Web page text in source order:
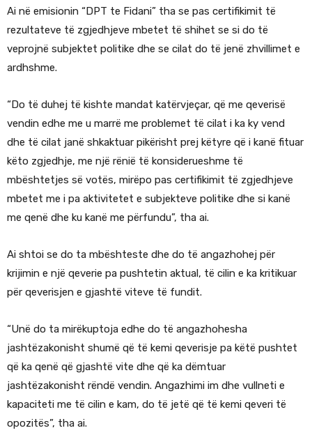
Ai në emisionin “DPT te Fidani” tha se pas certifikimit të
rezultateve të zgjedhjeve mbetet të shihet se si do të
veprojnë subjektet politike dhe se cilat do të jenë zhvillimet e
ardhshme.
“Do të duhej të kishte mandat katërvjeçar, që me qeverisë
vendin edhe me u marrë me problemet të cilat i ka ky vend
dhe të cilat janë shkaktuar pikërisht prej këtyre që i kanë fituar
këto zgjedhje, me një rënië të konsiderueshme të
mbështetjes së votës, mirëpo pas certifikimit të zgjedhjeve
mbetet me i pa aktivitetet e subjekteve politike dhe si kanë
me qenë dhe ku kanë me përfundu”, tha ai.
Ai shtoi se do ta mbështeste dhe do të angazhohej për
krijimin e një qeverie pa pushtetin aktual, të cilin e ka kritikuar
për qeverisjen e gjashtë viteve të fundit.
“Unë do ta mirëkuptoja edhe do të angazhohesha
jashtëzakonisht shumë që të kemi qeverisje pa këtë pushtet
që ka qenë që gjashtë vite dhe që ka dëmtuar
jashtëzakonisht rëndë vendin. Angazhimi im dhe vullneti e
kapaciteti me të cilin e kam, do të jetë që të kemi qeveri të
opozitës”, tha ai.